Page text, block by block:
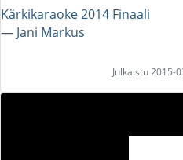
Kärkikaraoke 2014 Finaali
― Jani Markus
Julkaistu 2015-